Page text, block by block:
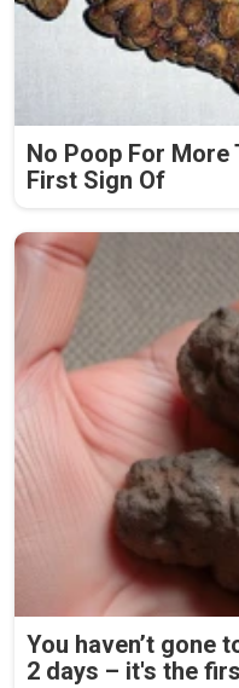
No Poop For More
First Sign Of
You haven’t gone
2 days – it's the